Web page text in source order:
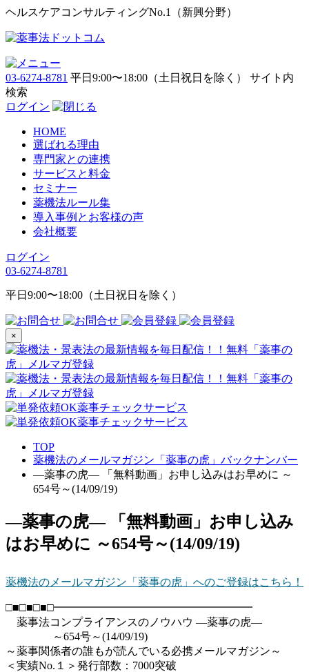
ヘルスケアコンサルティングNo.1（新興分野）
03-6274-8781 平日9:00〜18:00（土日祝日を除く）
サイト内
検索
ログイン
HOME
選ばれる理由
専門家との連携
サービスと料金
セミナー
薬機法ルール集
導入事例とお客様の声
会社概要
ログイン
03-6274-8781
平日9:00〜18:00（土日祝日を除く）
×
TOP
薬機法のメールマガジン「薬事の虎」バックナンバー
―薬事の虎― 「無料動画」お申し込みはお早めに ～
654号～(14/09/19)
―薬事の虎― 「無料動画」お申し込み
はお早めに ～654号～(14/09/19)
薬機法のメールマガジン「薬事の虎」へのご登録はこちら！
□■□■□■□━━━━━━━━━━━━━━━━━━
薬事法コンプライアンスのノウハウ ―薬事の虎―
～654号～(14/09/19)
～薬事関係者の誰もが読んでいる必携メールマガジン～
＜実績No.１＞発行部数：7000突破